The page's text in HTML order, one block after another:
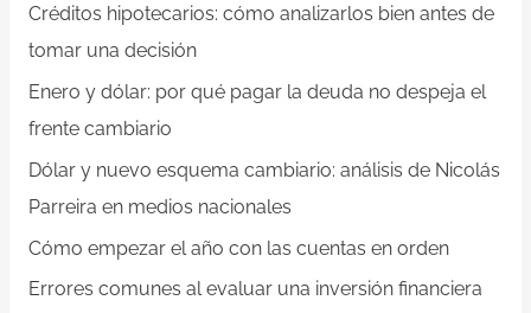
p
o
r
:
Créditos hipotecarios: cómo analizarlos bien antes de
tomar una decisión
Enero y dólar: por qué pagar la deuda no despeja el
frente cambiario
Dólar y nuevo esquema cambiario: análisis de Nicolás
Parreira en medios nacionales
Cómo empezar el año con las cuentas en orden
Errores comunes al evaluar una inversión financiera